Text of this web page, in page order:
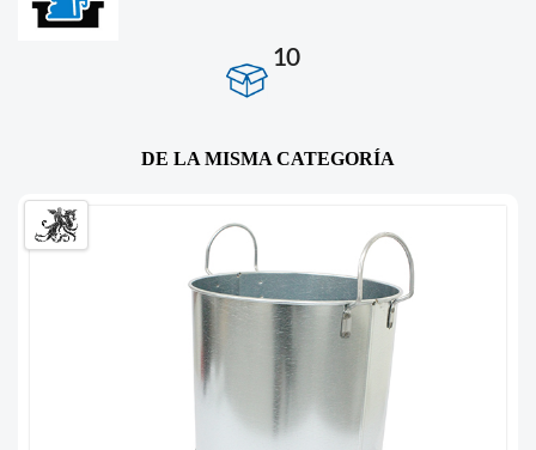
10
DE LA MISMA CATEGORÍA